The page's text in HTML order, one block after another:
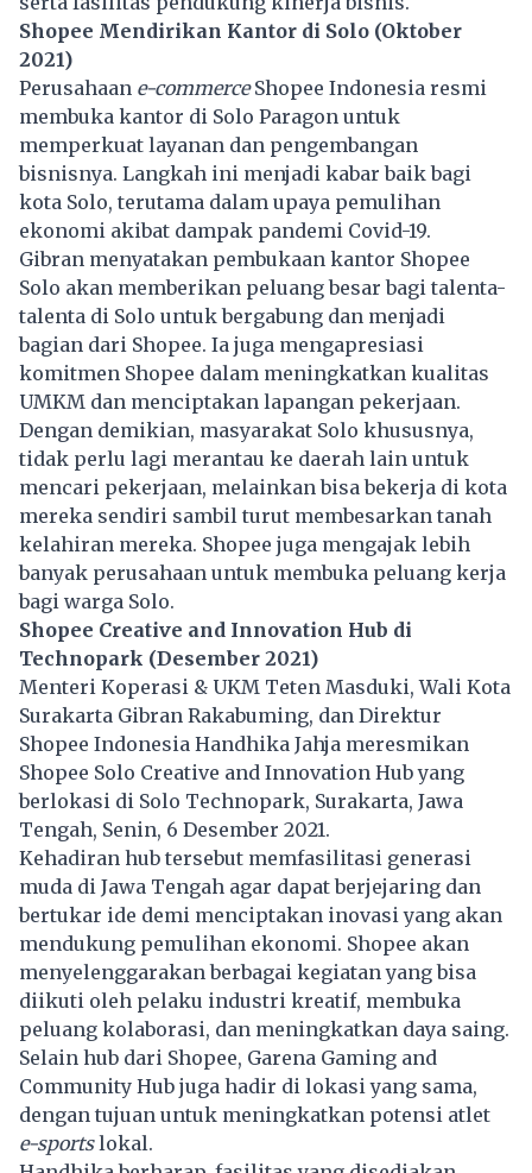
Shopee Mendirikan Kantor di Solo (Oktober
2021)
Perusahaan e-commerceShopee Indonesia resmi
membuka kantor di Solo Paragon untuk
memperkuat layanan dan pengembangan
bisnisnya. Langkah ini menjadi kabar baik bagi
kota Solo, terutama dalam upaya pemulihan
ekonomi akibat dampak pandemi Covid-19.
Gibran menyatakan pembukaan kantor Shopee
Solo akan memberikan peluang besar bagi talenta-
talenta di Solo untuk bergabung dan menjadi
bagian dari Shopee. Ia juga mengapresiasi
komitmen Shopee dalam meningkatkan kualitas
UMKM dan menciptakan lapangan pekerjaan.
Dengan demikian, masyarakat Solo khususnya,
tidak perlu lagi merantau ke daerah lain untuk
mencari pekerjaan, melainkan bisa bekerja di kota
mereka sendiri sambil turut membesarkan tanah
kelahiran mereka. Shopee juga mengajak lebih
banyak perusahaan untuk membuka peluang kerja
bagi warga Solo.
Shopee Creative and Innovation Hub di
Technopark (Desember 2021)
Menteri Koperasi & UKM Teten Masduki, Wali Kota
Surakarta Gibran Rakabuming, dan Direktur
Shopee Indonesia Handhika Jahja meresmikan
Shopee Solo Creative and Innovation Hub yang
berlokasi di Solo Technopark, Surakarta, Jawa
Tengah, Senin, 6 Desember 2021.
Kehadiran hub tersebut memfasilitasi generasi
muda di Jawa Tengah agar dapat berjejaring dan
bertukar ide demi menciptakan inovasi yang akan
mendukung pemulihan ekonomi. Shopee akan
menyelenggarakan berbagai kegiatan yang bisa
diikuti oleh pelaku industri kreatif, membuka
peluang kolaborasi, dan meningkatkan daya saing.
Selain hub dari Shopee, Garena Gaming and
Community Hub juga hadir di lokasi yang sama,
dengan tujuan untuk meningkatkan potensi atlet
e-sportslokal.